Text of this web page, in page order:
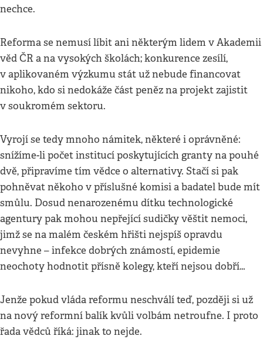
nechce.
Reforma se nemusí líbit ani některým lidem v Akademii
věd ČR a na vysokých školách; konkurence zesílí,
v aplikovaném výzkumu stát už nebude financovat
nikoho, kdo si nedokáže část peněz na projekt zajistit
v soukromém sektoru.
Vyrojí se tedy mnoho námitek, některé i oprávněné:
snížíme-li počet institucí poskytujících granty na pouhé
dvě, připravíme tím vědce o alternativy. Stačí si pak
pohněvat někoho v příslušné komisi a badatel bude mít
smůlu. Dosud nenarozenému dítku technologické
agentury pak mohou nepřející sudičky věštit nemoci,
jimž se na malém českém hřišti nejspíš opravdu
nevyhne – infekce dobrých známostí, epidemie
neochoty hodnotit přísně kolegy, kteří nejsou dobří…
Jenže pokud vláda reformu neschválí teď, později si už
na nový reformní balík kvůli volbám netroufne. I proto
řada vědců říká: jinak to nejde.